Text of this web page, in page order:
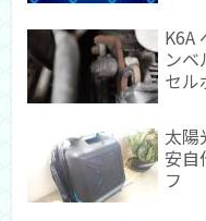
K6A
ン
セル
太陽
安自
フ